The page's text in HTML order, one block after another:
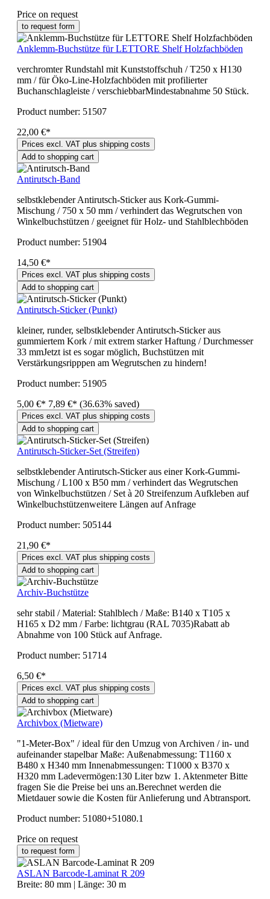
Price on request
to request form
Anklemm-Buchstütze für LETTORE Shelf Holzfachböden
verchromter Rundstahl mit Kunststoffschuh / T250 x H130
mm / für Öko-Line-Holzfachböden mit profilierter
Buchanschlagleiste / verschiebbarMindestabnahme 50 Stück.
Product number: 51507
22,00 €*
Prices excl. VAT plus shipping costs
Add to shopping cart
Antirutsch-Band
selbstklebender Antirutsch-Sticker aus Kork-Gummi-
Mischung / 750 x 50 mm / verhindert das Wegrutschen von
Winkelbuchstützen / geeignet für Holz- und Stahlblechböden
Product number: 51904
14,50 €*
Prices excl. VAT plus shipping costs
Add to shopping cart
Antirutsch-Sticker (Punkt)
kleiner, runder, selbstklebender Antirutsch-Sticker aus
gummiertem Kork / mit extrem starker Haftung / Durchmesser
33 mmJetzt ist es sogar möglich, Buchstützen mit
Verstärkungsripppen am Wegrutschen zu hindern!
Product number: 51905
5,00 €* 7,89 €* (36.63% saved)
Prices excl. VAT plus shipping costs
Add to shopping cart
Antirutsch-Sticker-Set (Streifen)
selbstklebender Antirutsch-Sticker aus einer Kork-Gummi-
Mischung / L100 x B50 mm / verhindert das Wegrutschen
von Winkelbuchstützen / Set à 20 Streifenzum Aufkleben auf
Winkelbuchstützenweitere Längen auf Anfrage
Product number: 505144
21,90 €*
Prices excl. VAT plus shipping costs
Add to shopping cart
Archiv-Buchstütze
sehr stabil / Material: Stahlblech / Maße: B140 x T105 x
H165 x D2 mm / Farbe: lichtgrau (RAL 7035)Rabatt ab
Abnahme von 100 Stück auf Anfrage.
Product number: 51714
6,50 €*
Prices excl. VAT plus shipping costs
Add to shopping cart
Archivbox (Mietware)
"1-Meter-Box" / ideal für den Umzug von Archiven / in- und
aufeinander stapelbar Maße: Außenabmessung: T1160 x
B480 x H340 mm Innenabmessungen: T1000 x B370 x
H320 mm Ladevermögen:130 Liter bzw 1. Aktenmeter Bitte
fragen Sie die Preise bei uns an.Berechnet werden die
Mietdauer sowie die Kosten für Anlieferung und Abtransport.
Product number: 51080+51080.1
Price on request
to request form
ASLAN Barcode-Laminat R 209
Breite: 80 mm | Länge: 30 m